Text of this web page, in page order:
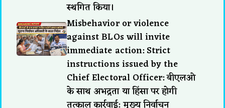
स्थगित किया।
Misbehavior or violence
against BLOs will invite
immediate action: Strict
instructions issued by the
Chief Electoral Officer: बीएलओ
के साथ अभद्रता या हिंसा पर होगी